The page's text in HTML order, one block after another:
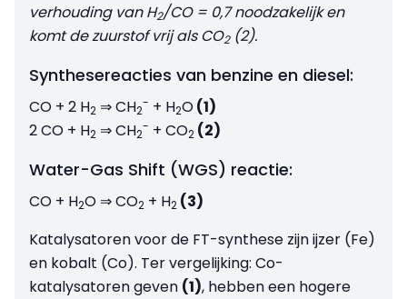
verhouding van H2/CO = 0,7 noodzakelijk en
komt de zuurstof vrij als CO2(2).
Synthesereacties van benzine en diesel:
CO + 2 H2 ⇒ CH2
- + H2O(1)
2 CO + H2 ⇒ CH2
- + CO2 (2)
Water-Gas Shift (WGS) reactie:
CO + H2O ⇒ CO2 + H2 (3)
Katalysatoren voor de FT-synthese zijn ijzer (Fe)
en kobalt (Co). Ter vergelijking: Co-
katalysatoren geven (1), hebben een hogere